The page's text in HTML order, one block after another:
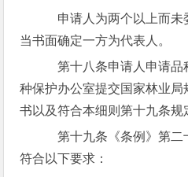
申请人为两个以上而未
当书面确定一方为代表人。
第十八条申请人申请品
种保护办公室提交国家林业局
书以及符合本细则第十九条规
第十九条《条例》第二
符合以下要求：